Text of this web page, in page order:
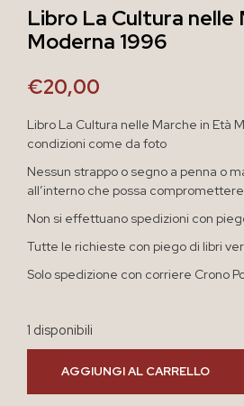
Libro La Cultura nelle
Moderna 1996
€20,00
Libro La Cultura nelle Marche in Età
condizioni come da foto
Nessun strappo o segno a penna o
all’interno che possa
Non si effettuano spedizioni con
Tutte le richieste con piego di libri
Solo spedizione con corriere Crono
1 disponibili
AGGIUNGI AL CARRELLO